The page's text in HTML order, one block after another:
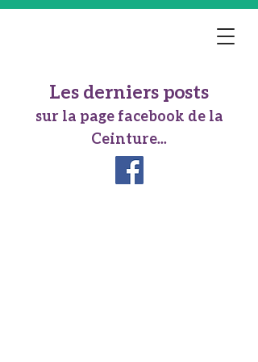
Les derniers posts
sur la page facebook de la
Ceinture...